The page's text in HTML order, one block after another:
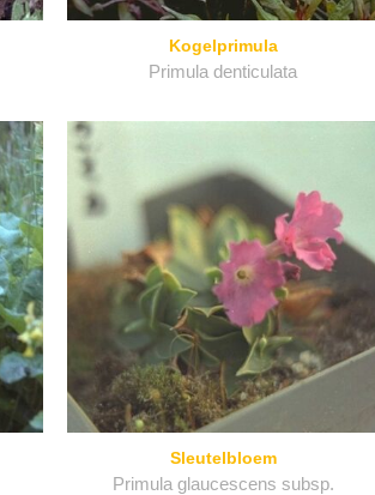
Kogelprimula
Primula denticulata
Sleutelbloem
Primula glaucescens subsp.